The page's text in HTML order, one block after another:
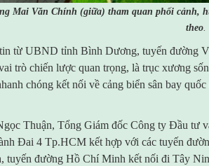
Mai Văn Chính (giữa) tham quan phối cảnh,
theo.
từ UBND tỉnh Bình Dương, tuyến đường
trò chiến lược quan trọng, là trục xương
chóng kết nối về cảng biển sân bay
Thuận, Tổng Giám đốc Công ty Đầu tư
Đai 4 Tp.HCM kết hợp với các tuyến
tuyến đường Hồ Chí Minh kết nối đi Tây